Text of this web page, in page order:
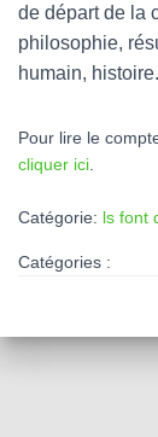
de départ de la
philosophie,
humain, histoire.
Pour lire le
cliquer ici
Catégorie: ls font
Catégories :